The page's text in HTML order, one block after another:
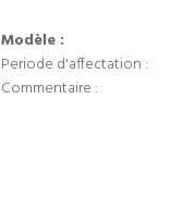
Modèle :
Periode d'affectation :
Commentaire :